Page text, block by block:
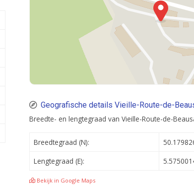
Geografische details Vieille-Route-de-
Breedte- en lengtegraad van Vieille-Route-de-
Breedtegraad (N):
Lengtegraad (E):
Bekijk in Google Maps